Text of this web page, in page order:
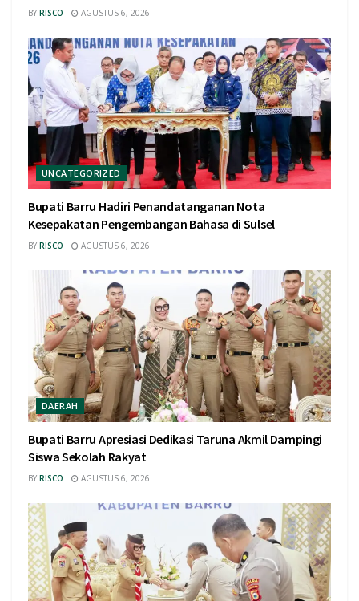
BY RISCO AGUSTUS 6, 2026
UNCATEGORIZED
Bupati Barru Hadiri Penandatanganan Nota
Kesepakatan Pengembangan Bahasa di Sulsel
BY RISCO AGUSTUS 6, 2026
DAERAH
Bupati Barru Apresiasi Dedikasi Taruna Akmil Dampingi
Siswa Sekolah Rakyat
BY RISCO AGUSTUS 6, 2026